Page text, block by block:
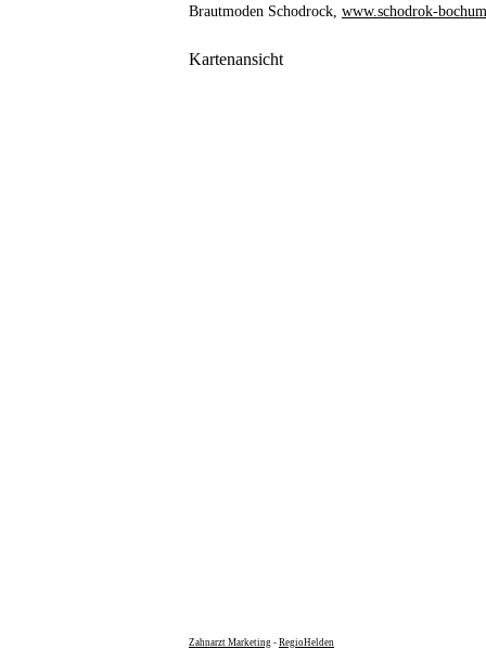
Brautmoden Schodrock, www.schodrok-
Kartenansicht
Zahnarzt Marketing - RegioHelden